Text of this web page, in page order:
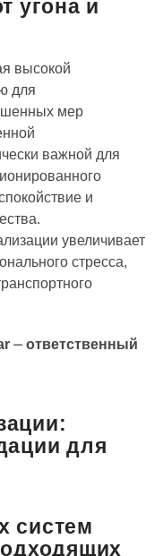
угона и
высокой
для
мер
важной для
и
увеличивает
стресса,
⏤ ответственный
для
систем